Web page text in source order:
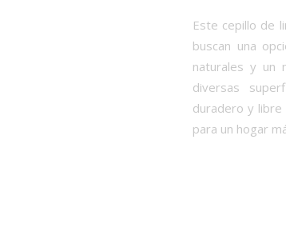
Este cepillo de
buscan una
naturales y un
diversas
duradero y
para un hogar